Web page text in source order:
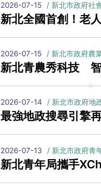
2026-07-15 新北市政府社
新北全國首創！老
2026-07-15 新北市政府農
新北青農秀科技
2026-07-14 新北市政府地
最強地政搜尋引擎
2026-07-13 新北市政府青
新北青年局攜手